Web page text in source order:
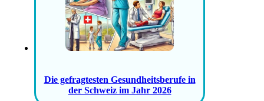
Die gefragtesten Gesundheitsberufe in
der Schweiz im Jahr 2026